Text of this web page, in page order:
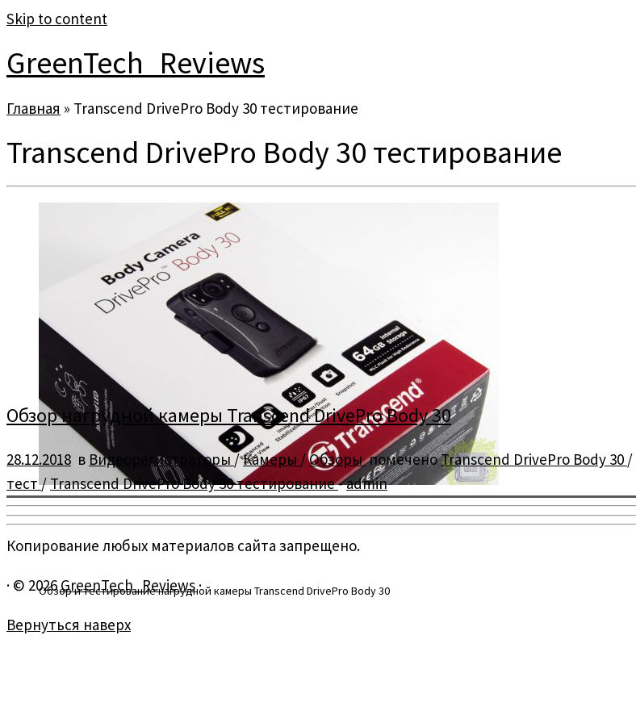
Skip to content
GreenTech_Reviews
Главная » Transcend DrivePro Body 30 тестирование
Transcend DrivePro Body 30 тестирование
Обзор и тестирование нагрудной камеры Transcend DrivePro Body 30
Обзор нагрудной камеры Transcend DrivePro Body 30
28.12.2018 в Видеорегистраторы/Камеры /ОбзорыпомеченоTranscend DrivePro Body 30 /
тест/Transcend DrivePro Body 30 тестирование-admin
Копирование любых материалов сайта запрещено.
· © 2026GreenTech_Reviews·
Вернуться наверх